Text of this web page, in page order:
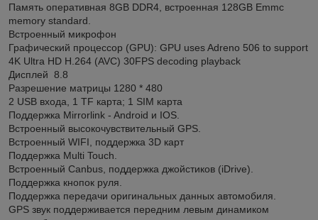
Память оперативная 8GB DDR4, встроенная 128GB Emmc
memory standard.
Встроенный микрофон
Графический процессор (GPU): GPU uses Adreno 506 to support
4K Ultra HD H.264 (AVC) 30FPS decoding playback
Дисплей 8.8
Разрешение матрицы 1280 * 480
2 USB входа, 1 TF карта; 1 SIM карта
Поддержка Mirrorlink - Android и IOS.
Встроенный высокочувствительный GPS.
Встроенный WIFI, поддержка 3D карт
Поддержка Multi Touch.
Встроенный Canbus, поддержка джойстиков (iDrive).
Поддержка кнопок руля.
Поддержка передачи оригинальных данных автомобиля.
GPS звук поддерживается передним левым динамиком